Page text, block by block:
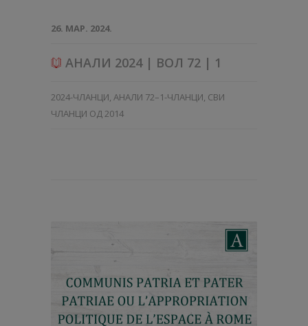
26. МАР. 2024.
АНАЛИ 2024 | ВОЛ 72 | 1
2024-ЧЛАНЦИ, АНАЛИ 72–1-ЧЛАНЦИ, СВИ
ЧЛАНЦИ ОД 2014